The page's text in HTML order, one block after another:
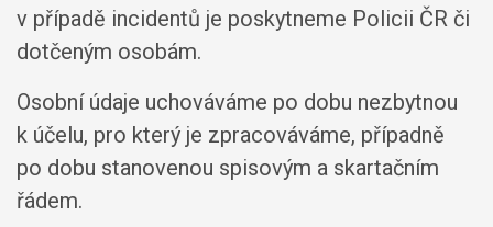
v případě incidentů je poskytneme Policii ČR či
dotčeným osobám.
Osobní údaje uchováváme po dobu nezbytnou
k účelu, pro který je zpracováváme, případně
po dobu stanovenou spisovým a skartačním
řádem.